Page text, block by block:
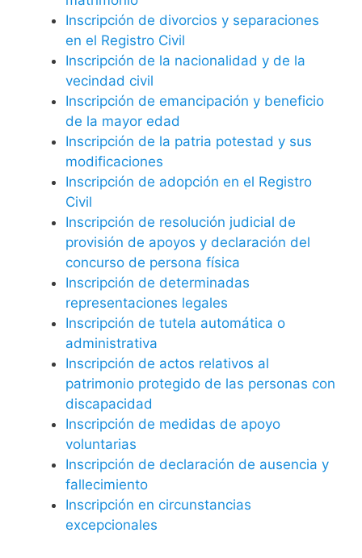
Inscripción de divorcios y separaciones
en el Registro Civil
Inscripción de la nacionalidad y de la
vecindad civil
Inscripción de emancipación y beneficio
de la mayor edad
Inscripción de la patria potestad y sus
modificaciones
Inscripción de adopción en el Registro
Civil
Inscripción de resolución judicial de
provisión de apoyos y declaración del
concurso de persona física
Inscripción de determinadas
representaciones legales
Inscripción de tutela automática o
administrativa
Inscripción de actos relativos al
patrimonio protegido de las personas con
discapacidad
Inscripción de medidas de apoyo
voluntarias
Inscripción de declaración de ausencia y
fallecimiento
Inscripción en circunstancias
excepcionales